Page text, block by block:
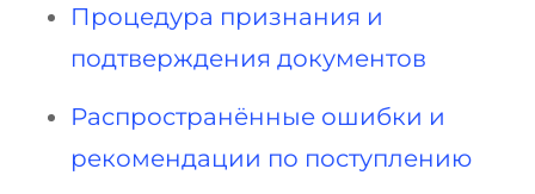
Процедура признания и
подтверждения документов
Распространённые ошибки и
рекомендации по поступлению